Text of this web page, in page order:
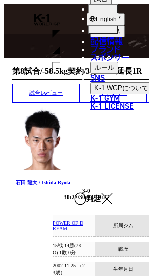
K-
WGP
English
ショップ
ニュース
配信情報
ブランド
スポンサー
ルール
SNS
K-1 WGPについて
K-1 GYM
K-1 LICENSE
MATCH
試合結果
第8試合/-58.5kg契約/3分3R・延長1R
試合レビュー ギャラリー
石田 龍大 / Ishida Ryota
判定
3-0
30:27/30:27/30:27
所属ジム
POWER OF D
REAM
戦歴
15戦 14勝(7K
O) 1敗 0分
生年月日
2002.11.25 （2
3歳）